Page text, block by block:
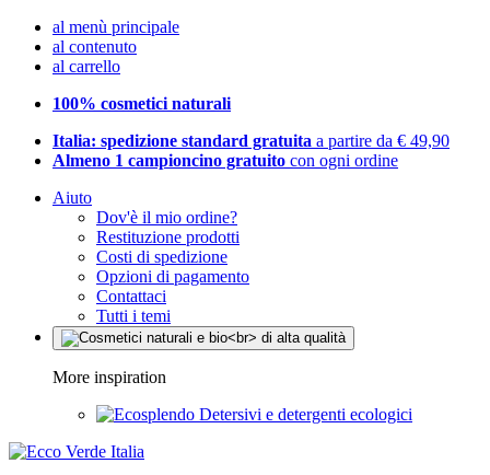
al menù principale
al contenuto
al carrello
100% cosmetici naturali
Italia: spedizione standard gratuita a partire da € 49,90
Almeno 1 campioncino gratuito con ogni ordine
Aiuto
Dov'è il mio ordine?
Restituzione prodotti
Costi di spedizione
Opzioni di pagamento
Contattaci
Tutti i temi
More inspiration
Detersivi e detergenti ecologici